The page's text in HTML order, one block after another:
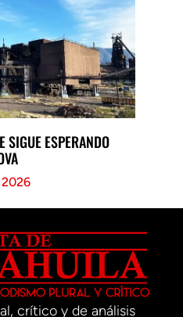
SIGUE ESPERANDO
crítico y de análisis